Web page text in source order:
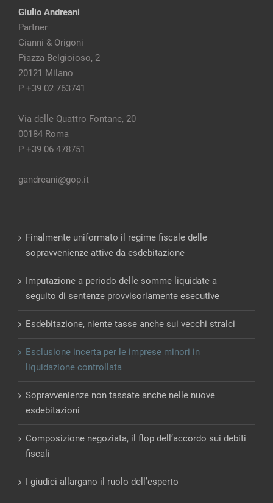
Giulio Andreani
Partner
Gianni & Origoni
Piazza Belgioioso, 2
20121 Milano
P +39 02 763741
Via delle Quattro Fontane, 20
00184 Roma
P +39 06 478751
gandreani@gop.it
Finalmente uniformato il regime fiscale delle
sopravvenienze attive da esdebitazione
Imputazione a periodo delle somme liquidate a
seguito di sentenze provvisoriamente esecutive
Esdebitazione, niente tasse anche sui vecchi stralci
Esclusione incerta per le imprese minori in
liquidazione controllata
Sopravvenienze non tassate anche nelle nuove
esdebitazioni
Composizione negoziata, il flop dell’accordo sui debiti
fiscali
I giudici allargano il ruolo dell’esperto